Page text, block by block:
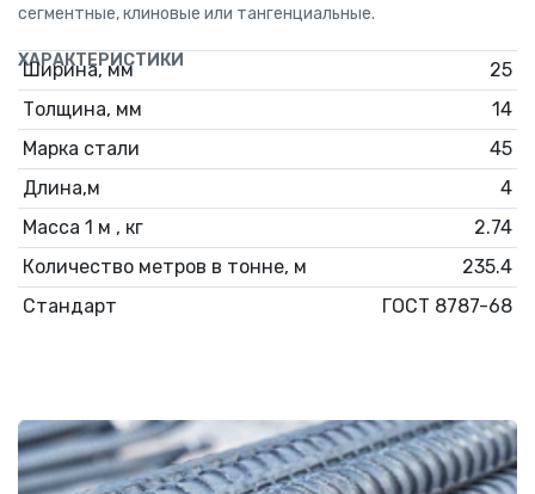
сегментные, клиновые или тангенциальные.
ХАРАКТЕРИСТИКИ
Ширина, мм
25
Толщина, мм
14
Марка стали
45
Длина,м
4
Масса 1 м , кг
2.74
Количество метров в тонне, м
235.4
Стандарт
ГОСТ 8787-68